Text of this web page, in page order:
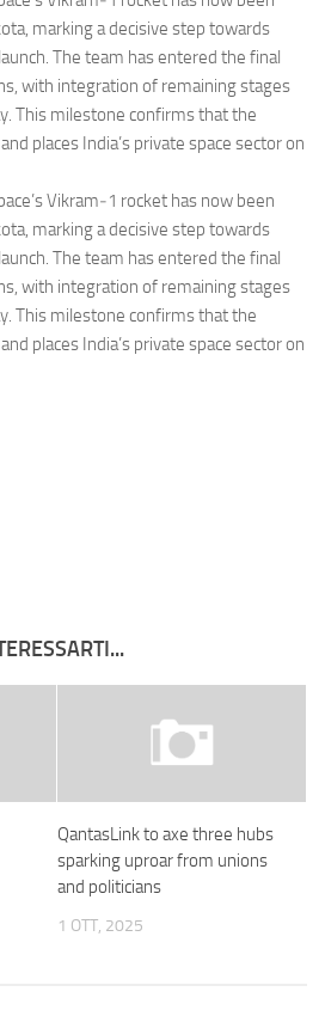
marking a decisive step towards
The team has entered the final
with integration of remaining stages
This milestone confirms that the
places India’s private space sector on
Vikram‑1 rocket has now been
marking a decisive step towards
The team has entered the final
with integration of remaining stages
This milestone confirms that the
places India’s private space sector on
QantasLink to axe three hubs
sparking uproar from unions
and politicians
1 OTT, 2025